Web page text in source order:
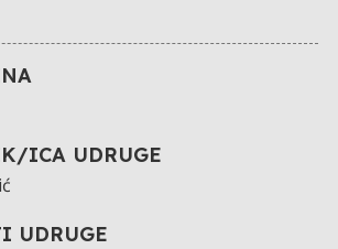
ICA UDRUGE
UDRUGE